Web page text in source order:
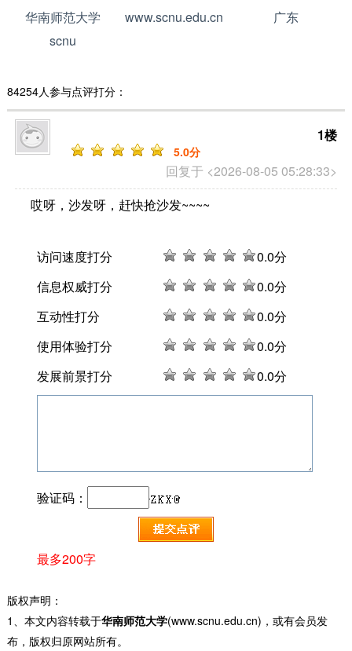
华南师范大学 www.scnu.edu.cn
广东
scnu
84254人参与点评打分：
回复于 <2026-08-05 05:28:33>
1楼
5.0分
哎呀，沙发呀，赶快抢沙发~~~~
访问速度打分 0.0分
信息权威打分
0.0分
互动性打分
0.0分
使用体验打分
0.0分
发展前景打分
0.0分
验证码：
最多200字
版权声明：
1、本文内容转载于华南师范大学(www.scnu.edu.cn)，或有会员发
布，版权归原网站所有。